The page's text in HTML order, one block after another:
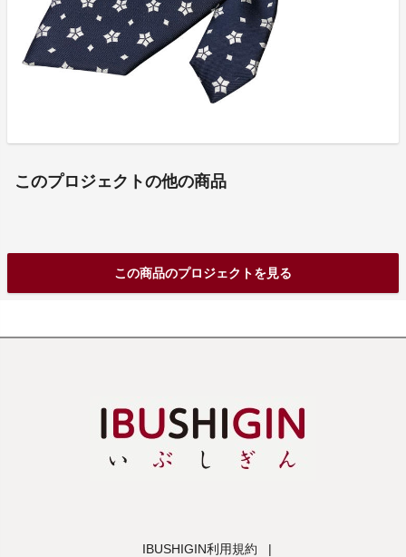
このプロジェクトの他の商品
この商品のプロジェクトを見る
IBUSHIGIN利用規約 |